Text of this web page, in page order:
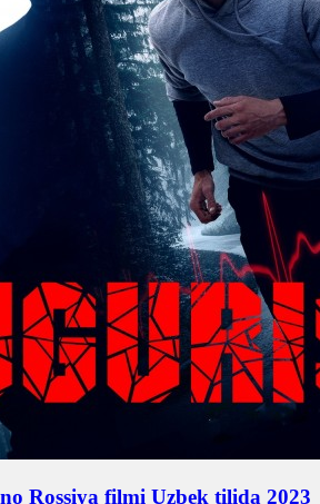
Rossiya filmi Uzbek tilida 2023